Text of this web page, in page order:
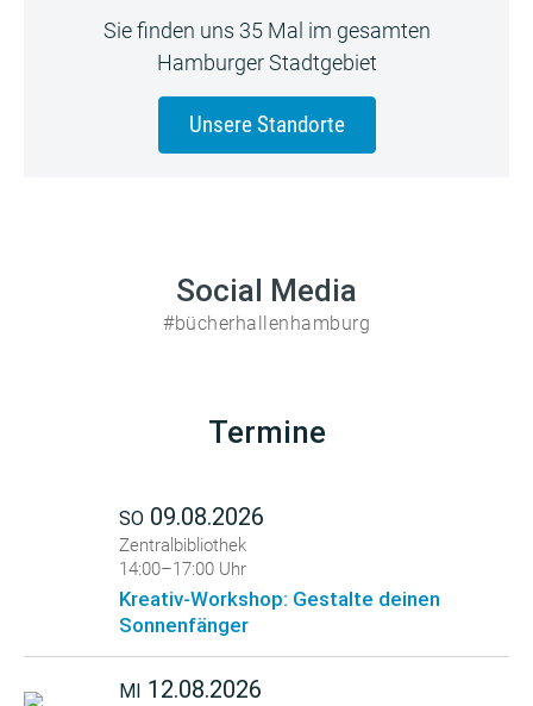
Sie finden uns 35 Mal im gesamten
Hamburger Stadtgebiet
Unsere Standorte
Social Media
#bücherhallenhamburg
Termine
SO 09.08.2026
Zentralbibliothek
14:00–17:00 Uhr
Kreativ-Workshop: Gestalte deinen
Sonnenfänger
MI 12.08.2026